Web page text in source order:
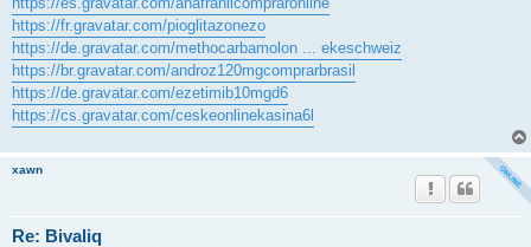
https://fr.gravatar.com/pioglitazonezo
https://de.gravatar.com/methocarbamolon ... ekeschweiz
https://br.gravatar.com/androz120mgcomprarbrasil
https://de.gravatar.com/ezetimib10mgd6
https://cs.gravatar.com/ceskeonlinekasina6l
xawn
Re: Bivaliq